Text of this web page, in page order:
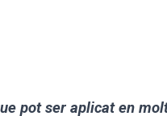
pot ser aplicat en